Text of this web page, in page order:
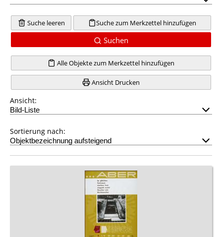
Suche leeren Suche zum Merkzettel hinzufügen
Suchen
Alle Objekte zum Merkzettel hinzufügen
Ansicht Drucken
Ansicht:
Sortierung nach: